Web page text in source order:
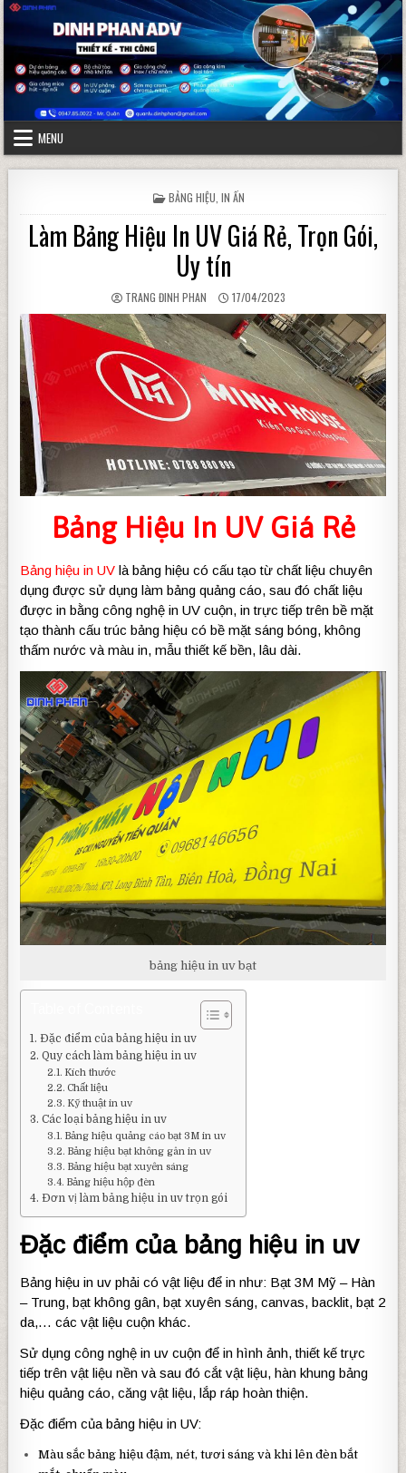
Skip to content
MENU
POSTED IN
BẢNG HIỆU IN ẤN
Làm Bảng Hiệu In UV Giá Rẻ, Trọn Gói,
Uy tín
AUTHOR:
TRANG ĐINH PHAN PUBLISHED DATE:
17/04/2023
Bảng Hiệu In UV Giá Rẻ
Bảng hiệu in UV là bảng hiệu có cấu tạo từ chất liệu chuyên
dụng được sử dụng làm bảng quảng cáo, sau đó chất liệu
được in bằng công nghệ in UV cuộn, in trực tiếp trên bề mặt
tạo thành cấu trúc bảng hiệu có bề mặt sáng bóng, không
thấm nước và màu in, mẫu thiết kế bền, lâu dài.
bảng hiệu in uv bạt
Đặc điểm của bảng hiệu in uv
Quy cách làm bảng hiệu in uv
Kích thước
Chất liệu
Kỹ thuật in uv
Các loại bảng hiệu in uv
Bảng hiệu quảng cáo bạt 3M in uv
Bảng hiệu bạt không gân in uv
Bảng hiệu bạt xuyên sáng
Bảng hiệu hộp đèn
Đơn vị làm bảng hiệu in uv trọn gói
Đặc điểm của bảng hiệu in uv
Bảng hiệu in uv phải có vật liệu để in như: Bạt 3M Mỹ – Hàn
– Trung, bạt không gân, bạt xuyên sáng, canvas, backlit, bạt 2
da,… các vật liệu cuộn khác.
Sử dụng công nghệ in uv cuộn để in hình ảnh, thiết kế trực
tiếp trên vật liệu nền và sau đó cắt vật liệu, hàn khung bảng
hiệu quảng cáo, căng vật liệu, lắp ráp hoàn thiện.
Đặc điểm của bảng hiệu in UV:
Màu sắc bảng hiệu đậm, nét, tươi sáng và khi lên đèn bắt